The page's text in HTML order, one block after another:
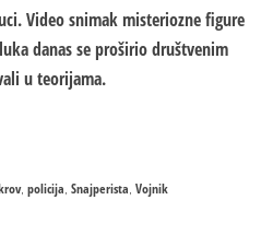
Video snimak misteriozne figure
danas se proširio društvenim
u teorijama.
, policija, Snajperista, Vojnik